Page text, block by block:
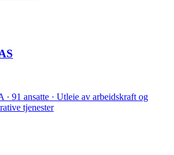
91 ansatte · Utleie av arbeidskraft og
tjenester